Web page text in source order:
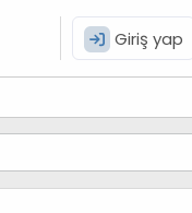
Giriş yap